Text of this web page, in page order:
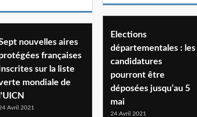
Elections
départementales : les
candidatures
pourront être
déposées jusqu’au 5
mai
24 Avril 2021
nouvelles aires
françaises
sur la liste
mondiale de
l'UICN
Avril 2021